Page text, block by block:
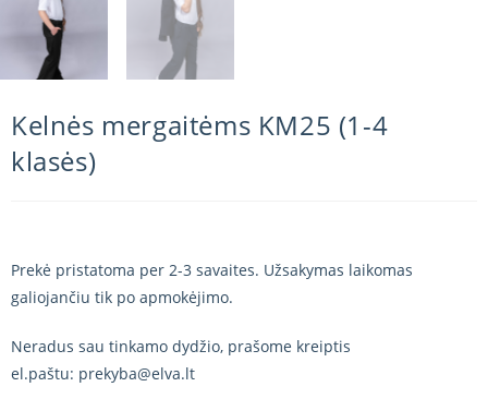
Kelnės mergaitėms KM25 (1-4
klasės)
Prekė pristatoma per 2-3 savaites. Užsakymas laikomas
galiojančiu tik po apmokėjimo.
Neradus sau tinkamo dydžio, prašome kreiptis
el.paštu: prekyba@elva.lt